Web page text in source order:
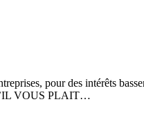
pour des intérêts
VOUS PLAIT…